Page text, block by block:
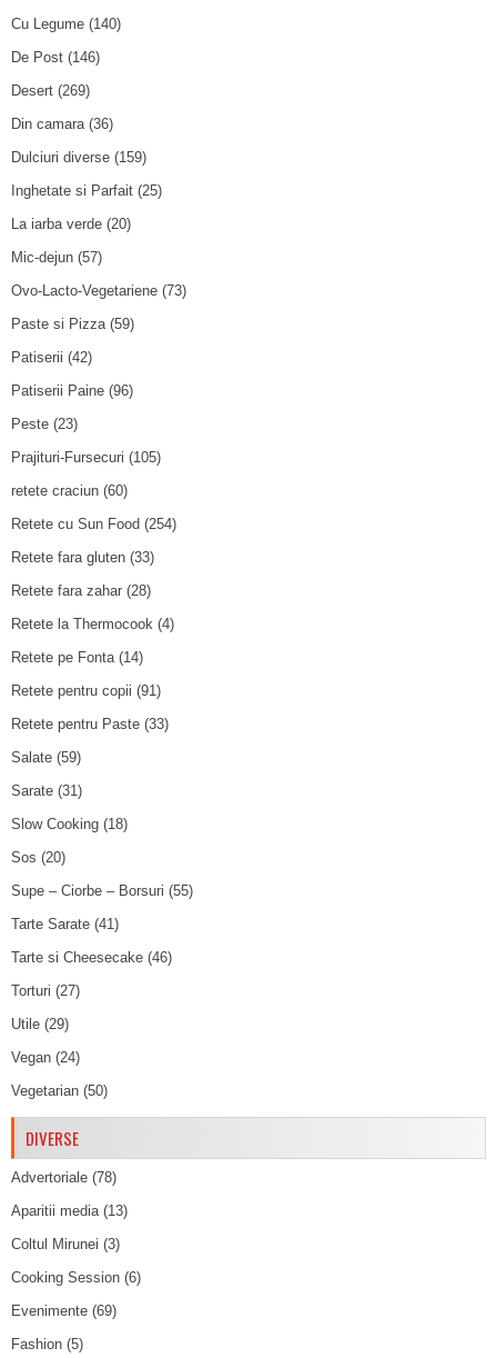
Cu Legume (140)
De Post (146)
Desert (269)
Din camara(36)
Dulciuri diverse (159)
Inghetate si Parfait (25)
La iarba verde (20)
Mic-dejun (57)
Ovo-Lacto-Vegetariene (73)
Paste si Pizza(59)
Patiserii (42)
Patiserii Paine (96)
Peste (23)
Prajituri-Fursecuri (105)
retete craciun (60)
Retete cu Sun Food (254)
Retete fara gluten (33)
Retete fara zahar (28)
Retete la Thermocook (4)
Retete pe Fonta(14)
Retete pentru copii (91)
Retete pentru Paste (33)
Salate (59)
Sarate (31)
Slow Cooking (18)
Sos (20)
Supe – Ciorbe – Borsuri (55)
Tarte Sarate (41)
Tarte si Cheesecake (46)
Torturi (27)
Utile (29)
Vegan (24)
Vegetarian (50)
DIVERSE
Advertoriale (78)
Aparitii media(13)
Coltul Mirunei (3)
Cooking Session (6)
Evenimente (69)
Fashion (5)